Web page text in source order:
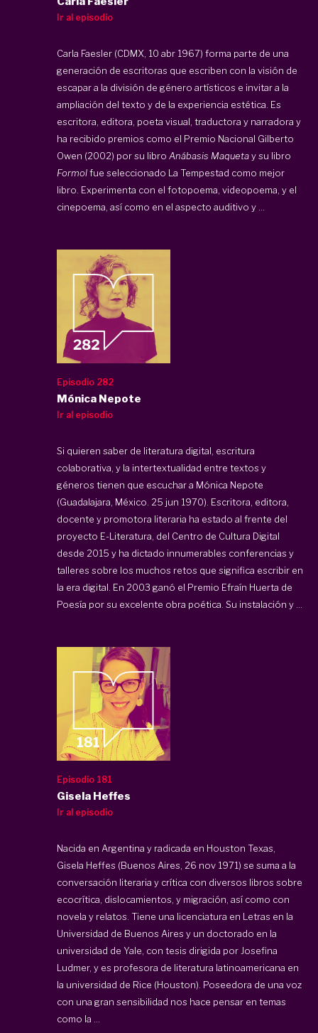
Ir al episodio
Carla Faesler (CDMX, 10 abr 1967) forma parte de una
generación de escritoras que escriben con la visión de
escapar a la división de género artísticos e invitar a la
ampliación del texto y de la experiencia estética. Es
escritora, editora, poeta visual, traductora y narradora y
ha recibido premios como el Premio Nacional Gilberto
Owen (2002) por su libro Anábasis Maquetay su libro
Formolfue seleccionado La Tempestad como mejor
libro. Experimenta con el fotopoema, videopoema, y el
cinepoema, así como en el aspecto auditivo y ...
Episodio 282
Mónica Nepote
Ir al episodio
Si quieren saber de literatura digital, escritura
colaborativa, y la intertextualidad entre textos y
géneros tienen que escuchar a Mónica Nepote
(Guadalajara, México. 25 jun 1970). Escritora, editora,
docente y promotora literaria ha estado al frente del
proyecto E-Literatura, del Centro de Cultura Digital
desde 2015 y ha dictado innumerables conferencias y
talleres sobre los muchos retos que significa escribir en
la era digital. En 2003 ganó el Premio Efraín Huerta de
Poesía por su excelente obra poética. Su instalación y ...
Episodio 181
Gisela Heffes
Ir al episodio
Nacida en Argentina y radicada en Houston Texas,
Gisela Heffes (Buenos Aires, 26 nov 1971) se suma a la
conversación literaria y crítica con diversos libros sobre
ecocrítica, dislocamientos, y migración, así como con
novela y relatos. Tiene una licenciatura en Letras en la
Universidad de Buenos Aires y un doctorado en la
universidad de Yale, con tesis dirigida por Josefina
Ludmer, y es profesora de literatura latinoamericana en
la universidad de Rice (Houston). Poseedora de una voz
con una gran sensibilidad nos hace pensar en temas
como la ...